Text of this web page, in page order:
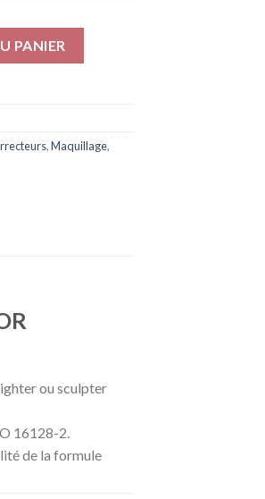
PANIER
,Maquillage,
ou sculpter
16128-2.
de la formule